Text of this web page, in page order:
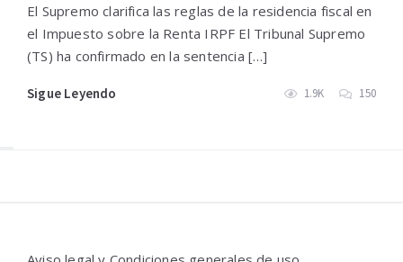
El Supremo clarifica las reglas de la residencia fiscal en
el Impuesto sobre la Renta IRPF El Tribunal Supremo
(TS) ha confirmado en la sentencia […]
Sigue Leyendo 1.9K 150